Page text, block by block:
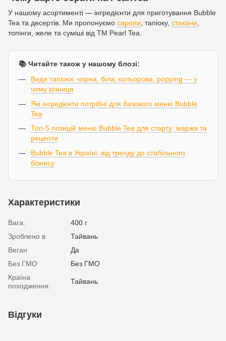
У нашому асортименті — інгредієнти для приготування Bubble
Tea та десертів. Ми пропонуємо сиропи, тапіоку, стакани,
топінги, желе та суміші від ТМ Pearl Tea.
📚 Читайте також у нашому блозі:
Види тапіоки: чорна, біла, кольорова, popping — у
чому різниця
Які інгредієнти потрібні для базового меню Bubble
Tea
Топ-5 позицій меню Bubble Tea для старту: маржа та
рецепти
Bubble Tea в Україні: від тренду до стабільного
бізнесу
Характеристики
Вага:
400 г
Зроблено в
Тайвань
Веган
Да
Без ГМО
Без ГМО
Країна
походження:
Тайвань
Відгуки